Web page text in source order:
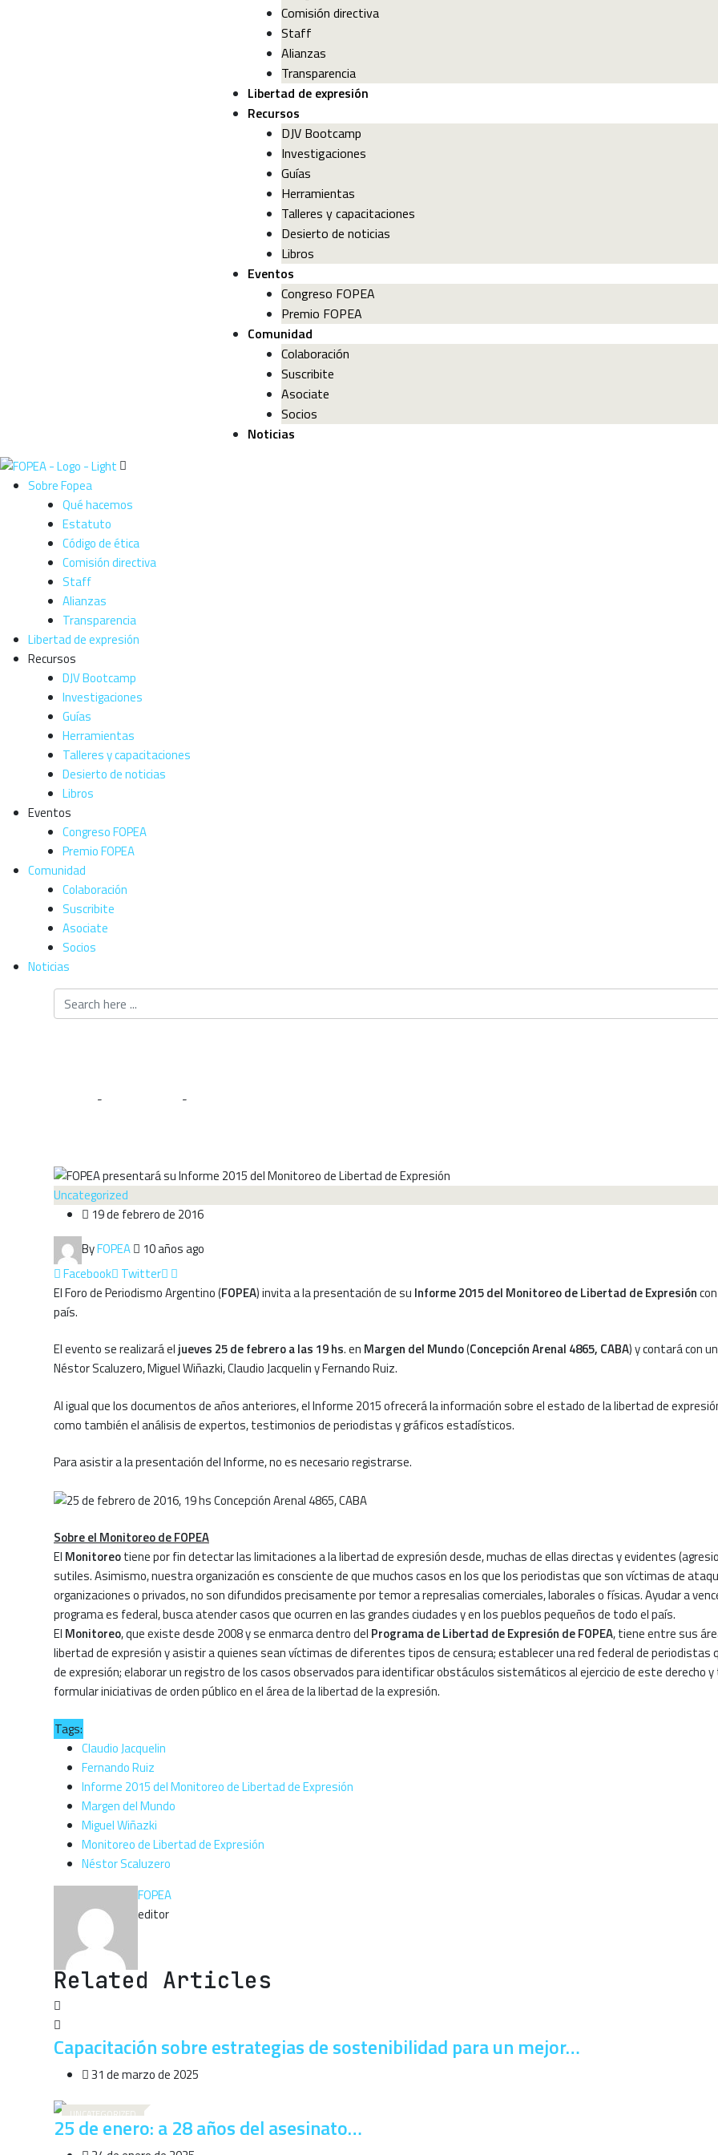
Comisión directiva
Staff
Alianzas
Transparencia
Libertad de expresión
Recursos
DJV Bootcamp
Investigaciones
Guías
Herramientas
Talleres y capacitaciones
Desierto de noticias
Libros
Eventos
Congreso FOPEA
Premio FOPEA
Comunidad
Colaboración
Suscribite
Asociate
Socios
Noticias
Sobre Fopea
Qué hacemos
Estatuto
Código de ética
Comisión directiva
Staff
Alianzas
Transparencia
Libertad de expresión
Recursos
DJV Bootcamp
Investigaciones
Guías
Herramientas
Talleres y capacitaciones
Desierto de noticias
Libros
Eventos
Congreso FOPEA
Premio FOPEA
Comunidad
Colaboración
Suscribite
Asociate
Socios
Noticias
FOPEA presentará su Informe
- -
Uncategorized
19 de febrero de 2016
ByFOPEA 10 años ago
Facebook Twitter
El Foro de Periodismo Argentino (FOPEA) invita a la presentación de su Informe 2015 del Monitoreo de Libertad de Expresión
país.
El evento se realizará eljueves 25 de febrero a las 19 hs. en Margen del Mundo(Concepción Arenal 4865, CABA) y contará con
Néstor Scaluzero, Miguel Wiñazki, Claudio Jacquelin y Fernando Ruiz.
Al igual que los documentos de años anteriores, el Informe 2015 ofrecerá la información sobre el estado de la libertad de
como también el análisis de expertos, testimonios de periodistas y gráficos estadísticos.
Para asistir a la presentación del Informe, no es necesario registrarse.
Sobre el Monitoreo de FOPEA
El Monitoreotiene por fin detectar las limitaciones a la libertad de expresión desde, muchas de ellas directas y evidentes
sutiles. Asimismo, nuestra organización es consciente de que muchos casos en los que los periodistas que son víctimas de
organizaciones o privados, no son difundidos precisamente por temor a represalias comerciales, laborales o físicas. Ayudar a
programa es federal, busca atender casos que ocurren en las grandes ciudades y en los pueblos pequeños de todo el país.
El Monitoreo, que existe desde 2008 y se enmarca dentro del Programa de Libertad de Expresión de FOPEA, tiene entre sus
libertad de expresión y asistir a quienes sean víctimas de diferentes tipos de censura; establecer una red federal de periodistas
de expresión; elaborar un registro de los casos observados para identificar obstáculos sistemáticos al ejercicio de este derecho
formular iniciativas de orden público en el área de la libertad de la expresión.
Tags:
Claudio Jacquelin
Fernando Ruiz
Informe 2015 del Monitoreo de Libertad de Expresión
Margen del Mundo
Miguel Wiñazki
Monitoreo de Libertad de Expresión
Néstor Scaluzero
FOPEA
editor
Related Articles
Capacitación sobre estrategias de sostenibilidad para un mejor…
31 de marzo de 2025
UNCATEGORIZED
25 de enero: a 28 años del asesinato…